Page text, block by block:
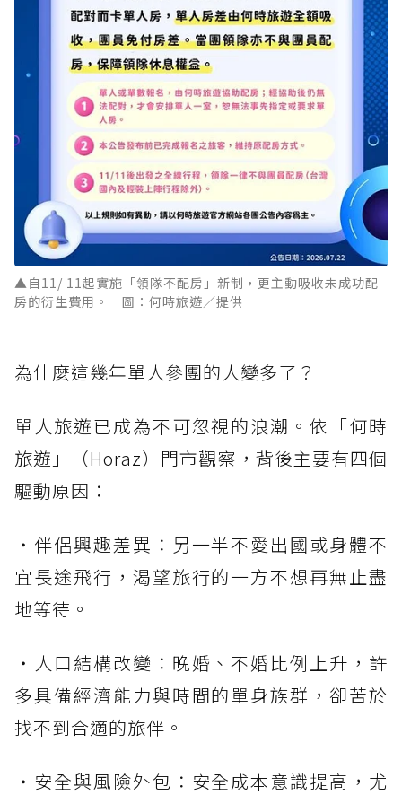
▲自11/ 11起實施「領隊不配房」新制，更主動吸收未成功配
房的衍生費用。 圖：何時旅遊／提供
為什麼這幾年單人參團的人變多了？
單人旅遊已成為不可忽視的浪潮。依「何時
旅遊」（Horaz）門市觀察，背後主要有四個
驅動原因：
・伴侶興趣差異：另一半不愛出國或身體不
宜長途飛行，渴望旅行的一方不想再無止盡
地等待。
・人口結構改變：晚婚、不婚比例上升，許
多具備經濟能力與時間的單身族群，卻苦於
找不到合適的旅伴。
・安全與風險外包：安全成本意識提高，尤